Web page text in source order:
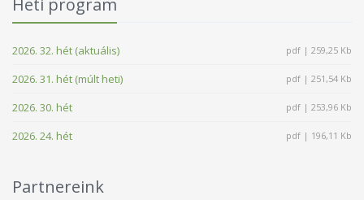
Heti program
2026. 32. hét (aktuális) pdf | 259,25 Kb
2026. 31. hét (múlt heti) pdf | 251,54 Kb
2026. 30. hét pdf | 253,96 Kb
2026. 24. hét pdf | 196,11 Kb
Partnereink